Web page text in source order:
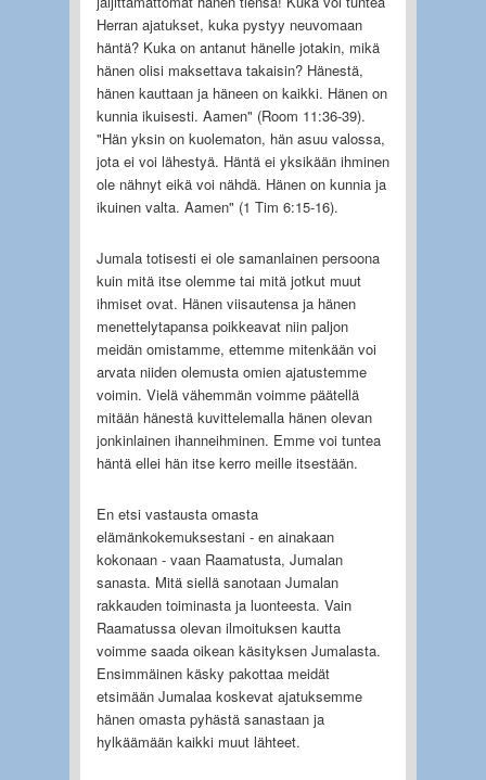
Herran ajatukset, kuka pystyy neuvomaan
häntä? Kuka on antanut hänelle jotakin, mikä
hänen olisi maksettava takaisin? Hänestä,
hänen kauttaan ja häneen on kaikki. Hänen on
kunnia ikuisesti. Aamen" (Room 11:36-39).
"Hän yksin on kuolematon, hän asuu valossa,
jota ei voi lähestyä. Häntä ei yksikään ihminen
ole nähnyt eikä voi nähdä. Hänen on kunnia ja
ikuinen valta. Aamen" (1 Tim 6:15-16).
Jumala totisesti ei ole samanlainen persoona
kuin mitä itse olemme tai mitä jotkut muut
ihmiset ovat. Hänen viisautensa ja hänen
menettelytapansa poikkeavat niin paljon
meidän omistamme, ettemme mitenkään voi
arvata niiden olemusta omien ajatustemme
voimin. Vielä vähemmän voimme päätellä
mitään hänestä kuvittelemalla hänen olevan
jonkinlainen ihanneihminen. Emme voi tuntea
häntä ellei hän itse kerro meille itsestään.
En etsi vastausta omasta
elämänkokemuksestani - en ainakaan
kokonaan - vaan Raamatusta, Jumalan
sanasta. Mitä siellä sanotaan Jumalan
rakkauden toiminasta ja luonteesta. Vain
Raamatussa olevan ilmoituksen kautta
voimme saada oikean käsityksen Jumalasta.
Ensimmäinen käsky pakottaa meidät
etsimään Jumalaa koskevat ajatuksemme
hänen omasta pyhästä sanastaan ja
hylkäämään kaikki muut lähteet.